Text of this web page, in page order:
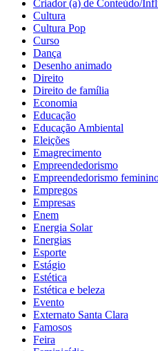
Criador (a) de Conteúdo/
Cultura
Cultura Pop
Curso
Dança
Desenho animado
Direito
Direito de família
Economia
Educação
Educação Ambiental
Eleições
Emagrecimento
Empreendedorismo
Empreendedorismo
Empregos
Empresas
Enem
Energia Solar
Energias
Esporte
Estágio
Estética
Estética e beleza
Evento
Externato Santa Clara
Famosos
Feira